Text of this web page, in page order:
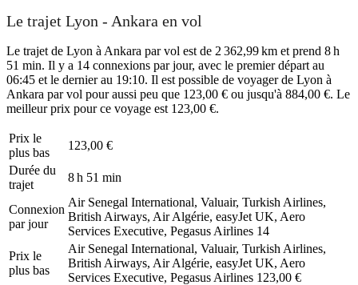
Le trajet Lyon - Ankara en vol
Le trajet de Lyon à Ankara par vol est de 2 362,99 km et prend 8 h
51 min. Il y a 14 connexions par jour, avec le premier départ au
06:45 et le dernier au 19:10. Il est possible de voyager de Lyon à
Ankara par vol pour aussi peu que 123,00 € ou jusqu'à 884,00 €. Le
meilleur prix pour ce voyage est 123,00 €.
Prix ​​le
plus bas
123,00 €
Durée du
trajet
8 h 51 min
Connexion
par jour
Air Senegal International, Valuair, Turkish Airlines,
British Airways, Air Algérie, easyJet UK, Aero
Services Executive, Pegasus Airlines 14
Prix ​​le
plus bas
Air Senegal International, Valuair, Turkish Airlines,
British Airways, Air Algérie, easyJet UK, Aero
Services Executive, Pegasus Airlines 123,00 €